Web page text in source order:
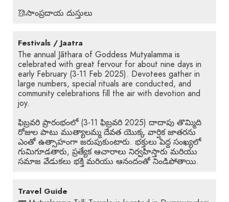
🥻సాంప్రదాయ దుస్తులు
Festivals / Jaatra
The annual Jāthara of Goddess Mutyalamma is
celebrated with great fervour for about nine days in
early February (3-11 Feb 2025). Devotees gather in
large numbers, special rituals are conducted, and
community celebrations fill the air with devotion and
joy.
ఫిబ్రవరి ప్రారంభంలో (3-11 ఫిబ్రవరి 2025) దాదాపు తొమ్మిది
రోజుల పాటు ముత్యాలమ్మ దేవత యొక్క వార్షిక జాతరను
ఎంతో ఉత్సాహంగా జరుపుకుంటారు. భక్తులు పెద్ద సంఖ్యలో
గుమిగూడతారు, ప్రత్యేక ఆచారాలు నిర్వహిస్తారు మరియు
సమాజ వేడుకలు భక్తి మరియు ఆనందంతో నిండిపోతాయి.
Travel Guide